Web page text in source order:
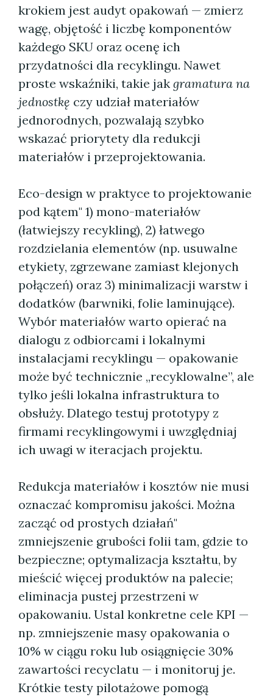
krokiem jest audyt opakowań — zmierz
wagę, objętość i liczbę komponentów
każdego SKU oraz ocenę ich
przydatności dla recyklingu. Nawet
proste wskaźniki, takie jak gramatura na
jednostkę czy udział materiałów
jednorodnych, pozwalają szybko
wskazać priorytety dla redukcji
materiałów i przeprojektowania.
Eco-design w praktyce to projektowanie
pod kątem" 1) mono-materiałów
(łatwiejszy recykling), 2) łatwego
rozdzielania elementów (np. usuwalne
etykiety, zgrzewane zamiast klejonych
połączeń) oraz 3) minimalizacji warstw i
dodatków (barwniki, folie laminujące).
Wybór materiałów warto opierać na
dialogu z odbiorcami i lokalnymi
instalacjami recyklingu — opakowanie
może być technicznie „recyklowalne”, ale
tylko jeśli lokalna infrastruktura to
obsłuży. Dlatego testuj prototypy z
firmami recyklingowymi i uwzględniaj
ich uwagi w iteracjach projektu.
Redukcja materiałów i kosztów nie musi
oznaczać kompromisu jakości. Można
zacząć od prostych działań"
zmniejszenie grubości folii tam, gdzie to
bezpieczne; optymalizacja kształtu, by
mieścić więcej produktów na palecie;
eliminacja pustej przestrzeni w
opakowaniu. Ustal konkretne cele KPI —
np. zmniejszenie masy opakowania o
10% w ciągu roku lub osiągnięcie 30%
zawartości recyclatu — i monitoruj je.
Krótkie testy pilotażowe pomogą